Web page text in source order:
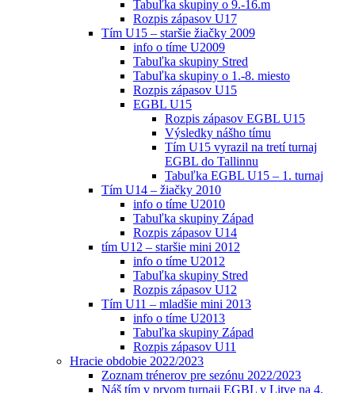
Tabuľka skupiny o 9.-16.m
Rozpis zápasov U17
Tím U15 – staršie žiačky 2009
info o tíme U2009
Tabuľka skupiny Stred
Tabuľka skupiny o 1.-8. miesto
Rozpis zápasov U15
EGBL U15
Rozpis zápasov EGBL U15
Výsledky nášho tímu
Tím U15 vyrazil na tretí turnaj
EGBL do Tallinnu
Tabuľka EGBL U15 – 1. turnaj
Tím U14 – žiačky 2010
info o tíme U2010
Tabuľka skupiny Západ
Rozpis zápasov U14
tím U12 – staršie mini 2012
info o tíme U2012
Tabuľka skupiny Stred
Rozpis zápasov U12
Tím U11 – mladšie mini 2013
info o tíme U2013
Tabuľka skupiny Západ
Rozpis zápasov U11
Hracie obdobie 2022/2023
Zoznam trénerov pre sezónu 2022/2023
Náš tím v prvom turnaji EGBL v Litve na 4.